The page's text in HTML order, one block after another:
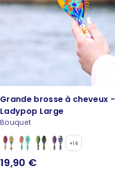
Grande brosse à cheveux -
Ladypop Large
Bouquet
+14
19,90 €